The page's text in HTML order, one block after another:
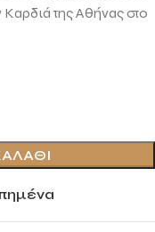
της Αθήνας στο